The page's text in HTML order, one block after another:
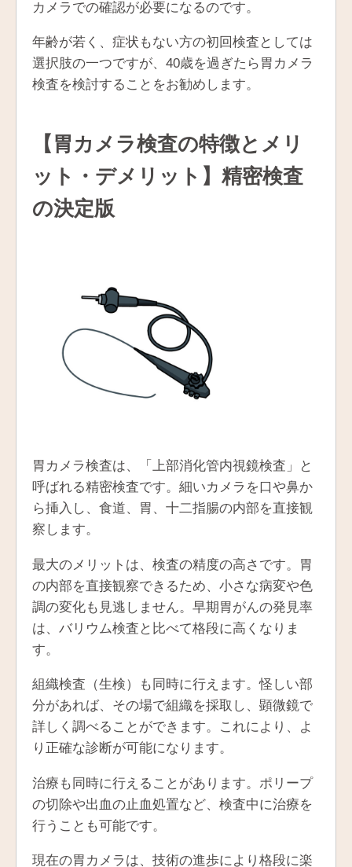
カメラでの確認が必要になるのです。
年齢が若く、症状もない方の初回検査としては
選択肢の一つですが、40歳を過ぎたら胃カメラ
検査を検討することをお勧めします。
【胃カメラ検査の特徴とメリ
ット・デメリット】精密検査
の決定版
胃カメラ検査は、「上部消化管内視鏡検査」と
呼ばれる精密検査です。細いカメラを口や鼻か
ら挿入し、食道、胃、十二指腸の内部を直接観
察します。
最大のメリットは、検査の精度の高さです。胃
の内部を直接観察できるため、小さな病変や色
調の変化も見逃しません。早期胃がんの発見率
は、バリウム検査と比べて格段に高くなりま
す。
組織検査（生検）も同時に行えます。怪しい部
分があれば、その場で組織を採取し、顕微鏡で
詳しく調べることができます。これにより、よ
り正確な診断が可能になります。
治療も同時に行えることがあります。ポリープ
の切除や出血の止血処置など、検査中に治療を
行うことも可能です。
現在の胃カメラは、技術の進歩により格段に楽